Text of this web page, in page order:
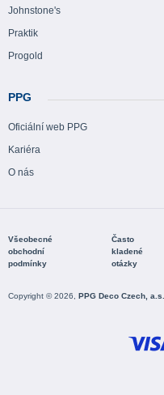
Johnstone's
Praktik
Progold
PPG
Oficiální web PPG
Kariéra
O nás
Všeobecné
obchodní
podmínky
Často
kladené
otázky
Copyright © 2026, PPG Deco Czech, a.s.